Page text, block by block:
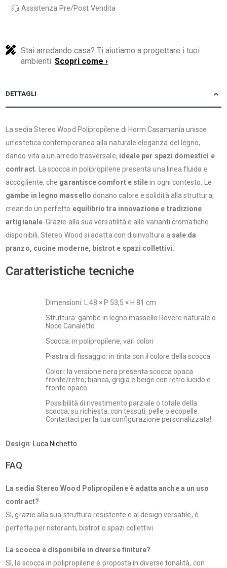
Assistenza Pre/Post Vendita
Stai arredando casa? Ti aiutiamo a progettare i tuoi
ambienti.Scopri come ›
DETTAGLI
La sedia Stereo Wood Polipropilene di Horm Casamania unisce
un’estetica contemporanea alla naturale eleganza del legno,
dando vita a un arredo trasversale, ideale per spazi domestici e
contract. La scocca in polipropilene presenta una linea fluida e
accogliente, che garantisce comfort e stilein ogni contesto. Le
gambe in legno massello donano calore e solidità alla struttura,
creando un perfetto equilibrio tra innovazione e tradizione
artigianale. Grazie alla sua versatilità e alle varianti cromatiche
disponibili, Stereo Wood si adatta con disinvoltura a sale da
pranzo, cucine moderne, bistrot e spazi collettivi.
Caratteristiche tecniche
Dimensioni: L 48 × P 53,5 × H 81 cm
Struttura: gambe in legno massello Rovere naturale o
Noce Canaletto
Scocca: in polipropilene, vari colori
Piastra di fissaggio: in tinta con il colore della scocca
Colori: la versione nera presenta scocca opaca
fronte/retro; bianca, grigia e beige con retro lucido e
fronte opaco
Possibilità di rivestimento parziale o totale della
scocca, su richiesta, con tessuti, pelle o ecopelle.
Contattaci per la tua configurazione personalizzata!
Design: Luca Nichetto
FAQ
La sedia Stereo Wood Polipropilene è adatta anche a un uso
contract?
Sì, grazie alla sua struttura resistente e al design versatile, è
perfetta per ristoranti, bistrot o spazi collettivi.
La scocca è disponibile in diverse finiture?
Sì, la scocca in polipropilene è proposta in diverse tonalità, con